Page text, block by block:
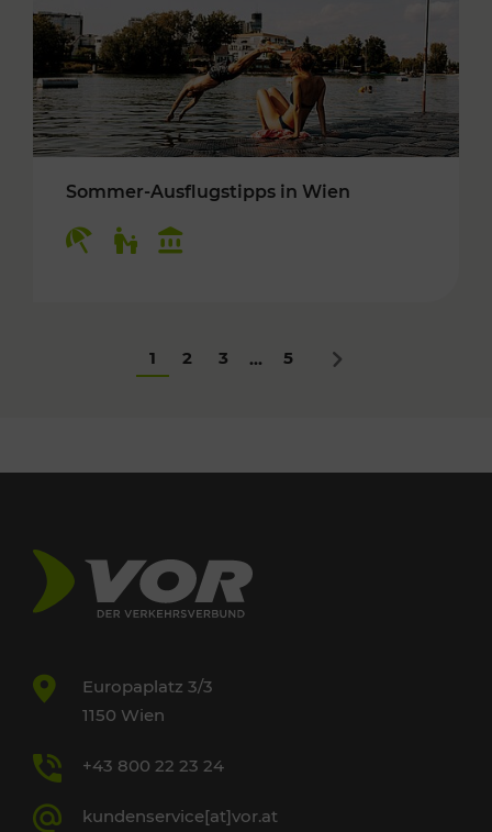
Sommer-Ausflugstipps in Wien
1 2 3 ... 5 Nächstes
Europaplatz 3/3
1150 Wien
+43 800 22 23 24
kundenservice[at]vor.at